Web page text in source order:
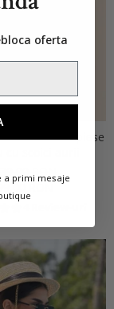
baie in doua piese
RON
99,00 RON
oferta
a primi mesaje